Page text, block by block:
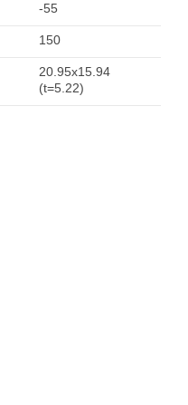
-55
150
20.95x15.94
(t=5.22)